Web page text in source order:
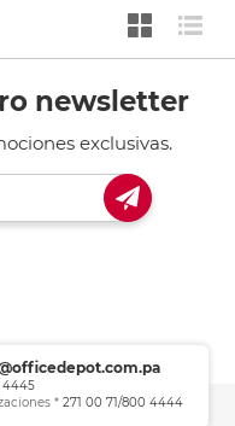
newsletter
exclusivas.
4445
* 271 00 71/800 4444